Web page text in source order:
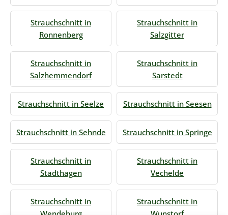
Strauchschnitt in
Ronnenberg
Strauchschnitt in
Salzgitter
Strauchschnitt in
Salzhemmendorf
Strauchschnitt in
Sarstedt
Strauchschnitt in Seelze Strauchschnitt in Seesen
Strauchschnitt in Sehnde Strauchschnitt in Springe
Strauchschnitt in
Stadthagen
Strauchschnitt in
Vechelde
Strauchschnitt in
Strauchschnitt in